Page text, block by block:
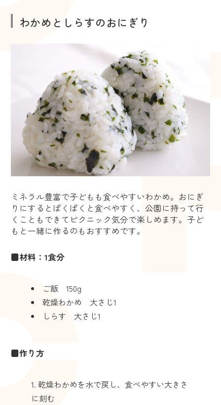
わかめとしらすのおにぎり
ミネラル豊富で子どもも食べやすいわかめ。おにぎ
りにするとぱくぱくと食べやすく、公園に持って行
くこともできてピクニック気分で楽しめます。子ど
もと一緒に作るのもおすすめです。
■材料：1食分
ご飯 150g
乾燥わかめ 大さじ1
しらす 大さじ1
■作り方
乾燥わかめを水で戻し、食べやすい大きさ
に刻む